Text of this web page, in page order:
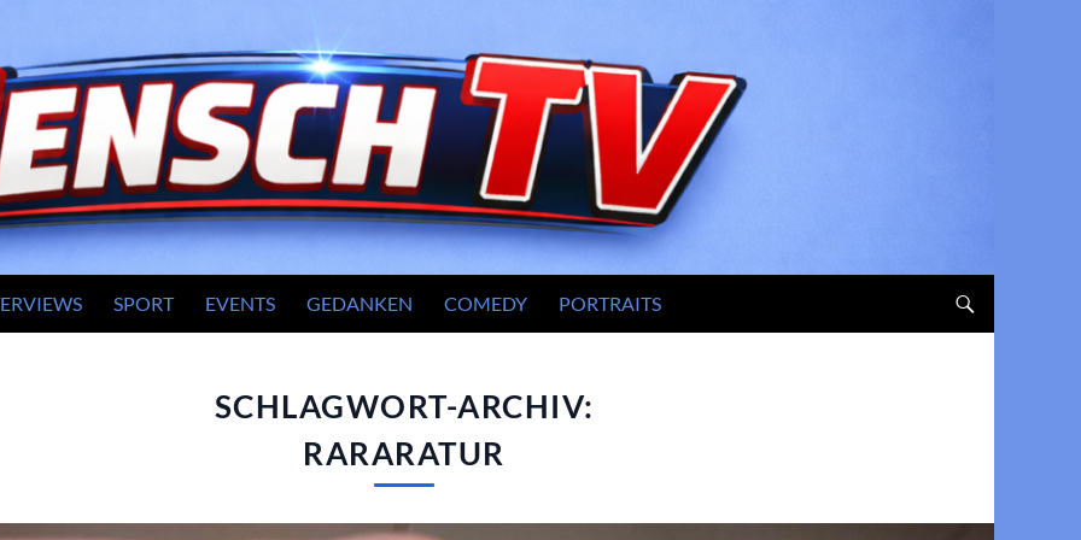
SPORT EVENTS GEDANKEN COMEDY PORTRAITS
SCHLAGWORT-ARCHIV:
RARARATUR